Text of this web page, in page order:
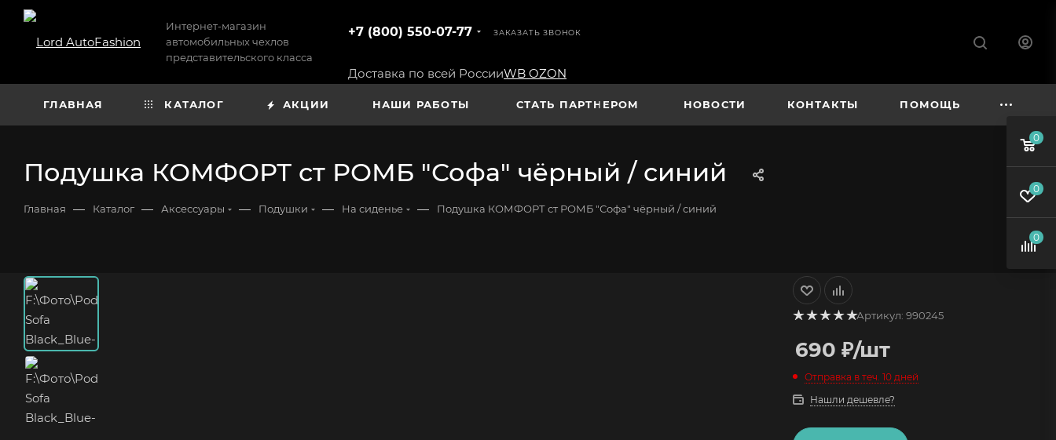
Интернет-магазин
автомобильных чехлов
представительского класса
+7 (800) 550-07-77 ЗАКАЗАТЬ ЗВОНОК
Доставка по всей РоссииWB OZON
ГЛАВНАЯ КАТАЛОГ АКЦИИ НАШИ РАБОТЫ СТАТЬ ПАРТНЕРОМ НОВОСТИ КОНТАКТЫ ПОМОЩЬ
Подушка КОМФОРТ ст РОМБ "Софа" чёрный / синий
Главная — Каталог — Аксессуары — Подушки — На сиденье — Подушка КОМФОРТ ст РОМБ "Софа" чёрный / синий
Артикул: 990245
690 ₽/шт
Отправка в теч. 10 дней
Нашли дешевле?
0
0
0